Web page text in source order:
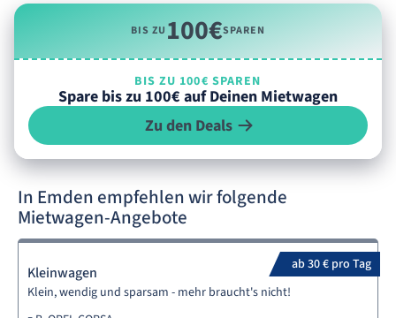
BIS ZU100€SPAREN
BIS ZU 100€ SPAREN
Spare bis zu 100€ auf Deinen Mietwagen
Zu den Deals
In Emden empfehlen wir folgende
Mietwagen-Angebote
ab 30 € pro Tag
Kleinwagen
Klein, wendig und sparsam - mehr braucht's nicht!